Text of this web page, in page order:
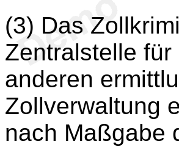
(3) Das
Zentralstelle
anderen
Zollverwaltung
nach Maßgabe